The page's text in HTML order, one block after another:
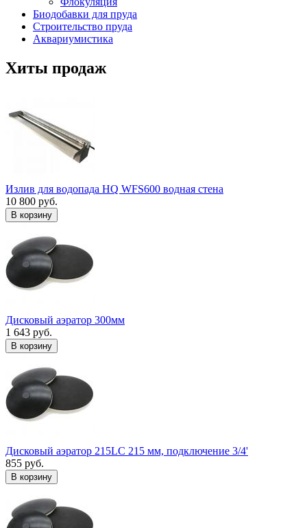
Биодобавки для пруда
Строительство пруда
Аквариумистика
Хиты продаж
Излив для водопада HQ WFS600 водная стена
10 800 руб.
В корзину
Дисковый аэратор 300мм
1 643 руб.
В корзину
Дисковый аэратор 215LC 215 мм, подключение 3/4'
855 руб.
В корзину